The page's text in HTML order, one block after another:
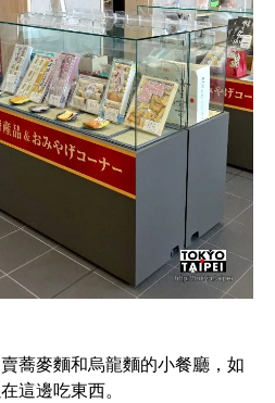
蕎麥麵和烏龍麵的小餐廳，如
這邊吃東西。